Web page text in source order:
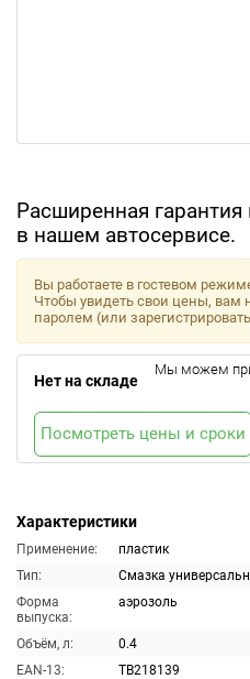
Расширенная гарантия
в нашем автосервисе.
Характеристики
Применение:
пластик
Тип:
Смазка
Форма
выпуска:
аэрозоль
Объём, л:
0.4
EAN-13:
TB218139
Вы работаете в гостевом
Чтобы увидеть свои цены, вам
паролем (или
Нет на складе
Мы можем
Посмотреть цены и сроки